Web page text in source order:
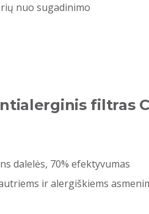
nuo sugadinimo
filtras
dalelės, 70% efektyvumas
ir alergiškiems